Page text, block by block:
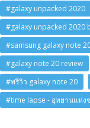
#galaxy unpacked 2020
#galaxy unpacked 2020
#samsung galaxy note
#galaxy note 20 review
#พรีวิว galaxy note 20
#time lapse - อุทยานแห่ง